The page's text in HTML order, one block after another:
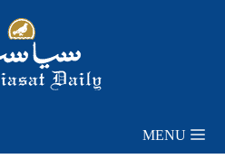
MENU